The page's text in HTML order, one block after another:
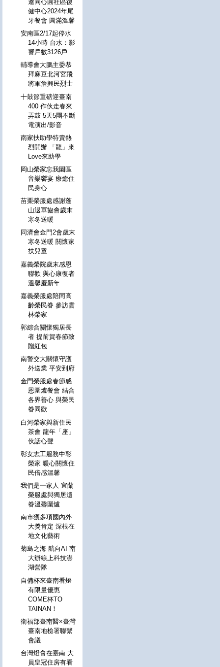
邀同心圓社區復
健中心2024年尾
牙餐會 圓滿溫馨
安南區2/17起停水
14小時 台水：影
響戶數3126戶
輔導會大鵬主委恭
拜麻豆北河宮飛
將軍詹興民烈士
十鼓節重磅迎臺南
400 作伙走春來
弄鼓 5天5團不斷
電演出/影音
南家扶助學特賣熱
烈開辦 「龍」來
Love來助學
岡山榮家忘我園區
音樂饗宴 療癒住
民身心
苗栗榮服處感謝蓬
山退軍協會歲末
寒冬送暖
同濟會金門2會歲末
寒冬送暖 關懷家
扶兒童
嘉義榮院歲末感恩
聯歡 與心康復者
溫馨慶新年
嘉義榮服處陪同高
齡榮民眷 參訪雲
林榮家
郭綜合關懷獨居長
者 提前賀春節致
贈紅包
南警交大關懷守護
外送業 平安到府
金門榮服處春節感
恩圍爐餐會 結合
各界善心 與榮民
眷同歡
白河榮家與新住民
茶會 龍年「座」
伙話心聲
彰女志工服務中彰
榮家 暖心關懷住
民倍感溫馨
我們是一家人 宜蘭
榮服處與獨居遺
眷溫馨圍爐
南市獲多項國內外
大獎肯定 深根在
地文化藝術
菊島之海 航向AI 南
大辦線上科技澎
湖營隊
自備杯來臺南看燈
有限量優惠
COME杯TO
TAINAN！
衛福部臺南醫×臺灣
臺南地檢署聯繫
會議
台灣燈會在臺南 大
員皇冠住房有看